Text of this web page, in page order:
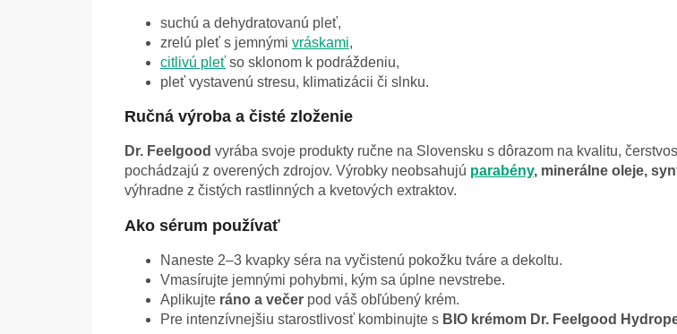
suchú a dehydratovanú pleť,
zrelú pleť s jemnými vráskami,
citlivú pleť so sklonom k podráždeniu,
pleť vystavenú stresu, klimatizácii či slnku.
Ručná výroba a čisté zloženie
Dr. Feelgood vyrába svoje produkty ručne na Slovensku s dôrazom na kvalitu,
pochádzajú z overených zdrojov. Výrobky neobsahujú parabény, minerálne oleje,
výhradne z čistých rastlinných a kvetových extraktov.
Ako sérum používať
Naneste 2–3 kvapky séra na vyčistenú pokožku tváre a dekoltu.
Vmasírujte jemnými pohybmi, kým sa úplne nevstrebe.
Aplikujte ráno a večer pod váš obľúbený krém.
Pre intenzívnejšiu starostlivosť kombinujte s BIO krémom Dr. Feelgood